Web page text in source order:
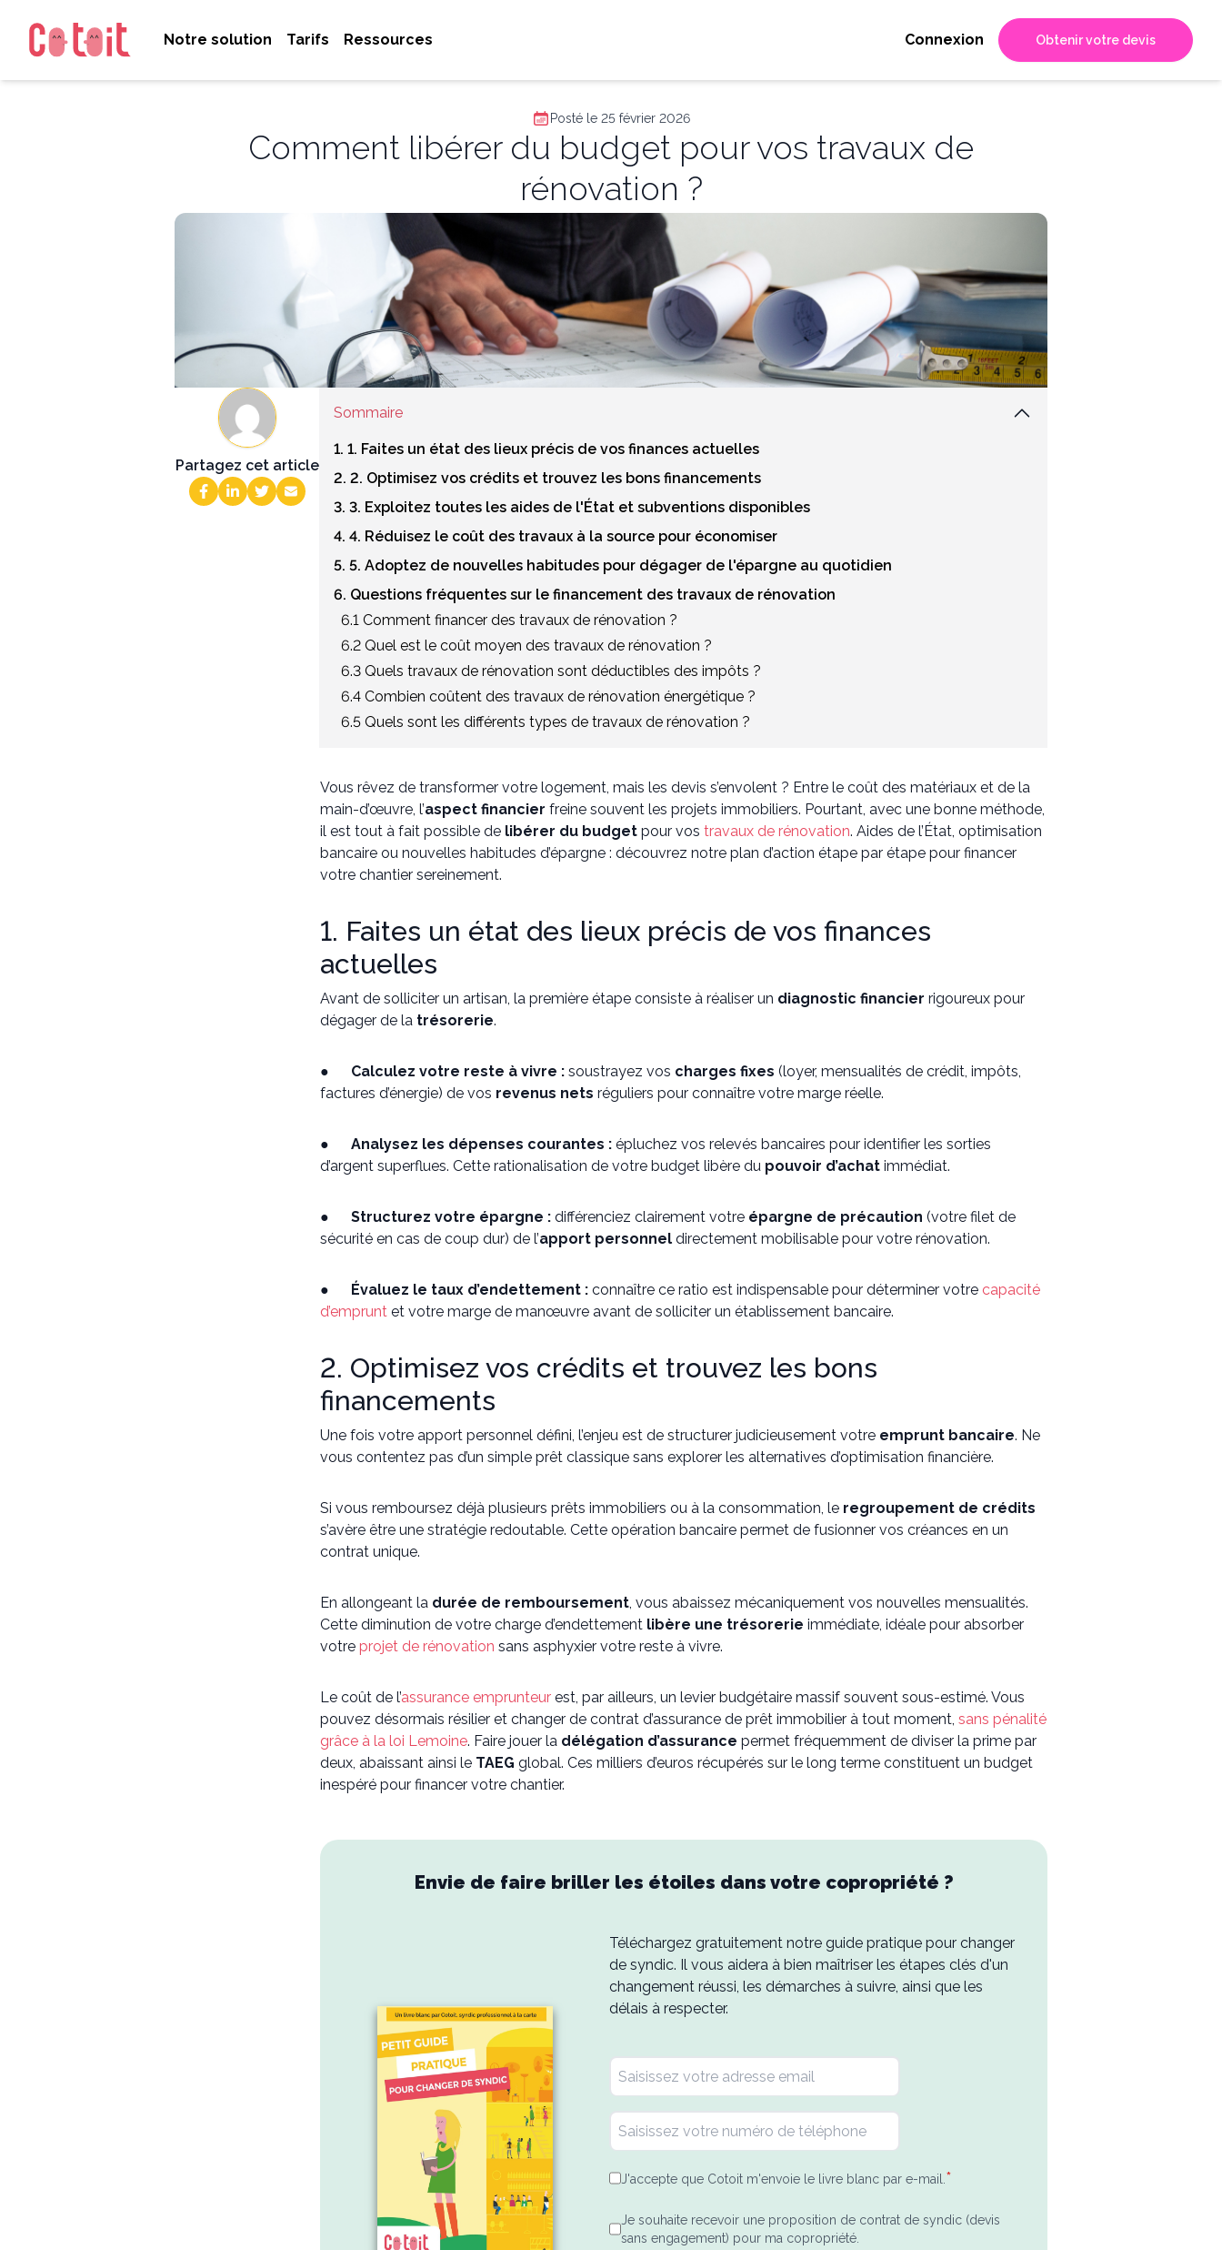
Notre solution Tarifs Ressources Connexion Obtenir votre devis
Posté le 25 février 2026
Comment libérer du budget pour vos travaux de
rénovation ?
Partagez cet article
Sommaire
1. 1. Faites un état des lieux précis de vos finances actuelles
2. 2. Optimisez vos crédits et trouvez les bons financements
3. 3. Exploitez toutes les aides de l'État et subventions disponibles
4. 4. Réduisez le coût des travaux à la source pour économiser
5. 5. Adoptez de nouvelles habitudes pour dégager de l'épargne au quotidien
6. Questions fréquentes sur le financement des travaux de rénovation
6.1 Comment financer des travaux de rénovation ?
6.2 Quel est le coût moyen des travaux de rénovation ?
6.3 Quels travaux de rénovation sont déductibles des impôts ?
6.4 Combien coûtent des travaux de rénovation énergétique ?
6.5 Quels sont les différents types de travaux de rénovation ?
Vous rêvez de transformer votre logement, mais les devis s’envolent ? Entre le coût des matériaux et de la
main-d’œuvre, l’aspect financier freine souvent les projets immobiliers. Pourtant, avec une bonne méthode,
il est tout à fait possible de libérer du budget pour vos travaux de rénovation. Aides de l’État, optimisation
bancaire ou nouvelles habitudes d’épargne : découvrez notre plan d’action étape par étape pour financer
votre chantier sereinement.
1. Faites un état des lieux précis de vos finances
actuelles
Avant de solliciter un artisan, la première étape consiste à réaliser un diagnostic financier rigoureux pour
dégager de la trésorerie.
● Calculez votre reste à vivre : soustrayez vos charges fixes (loyer, mensualités de crédit, impôts,
factures d’énergie) de vos revenus nets réguliers pour connaître votre marge réelle.
● Analysez les dépenses courantes : épluchez vos relevés bancaires pour identifier les sorties
d’argent superflues. Cette rationalisation de votre budget libère du pouvoir d’achat immédiat.
● Structurez votre épargne : différenciez clairement votre épargne de précaution (votre filet de
sécurité en cas de coup dur) de l’apport personnel directement mobilisable pour votre rénovation.
● Évaluez le taux d’endettement : connaître ce ratio est indispensable pour déterminer votre capacité
d’emprunt et votre marge de manœuvre avant de solliciter un établissement bancaire.
2. Optimisez vos crédits et trouvez les bons
financements
Une fois votre apport personnel défini, l’enjeu est de structurer judicieusement votre emprunt bancaire. Ne
vous contentez pas d’un simple prêt classique sans explorer les alternatives d’optimisation financière.
Si vous remboursez déjà plusieurs prêts immobiliers ou à la consommation, le regroupement de crédits
s’avère être une stratégie redoutable. Cette opération bancaire permet de fusionner vos créances en un
contrat unique.
En allongeant la durée de remboursement, vous abaissez mécaniquement vos nouvelles mensualités.
Cette diminution de votre charge d’endettement libère une trésorerie immédiate, idéale pour absorber
votre projet de rénovation sans asphyxier votre reste à vivre.
Le coût de l’assurance emprunteur est, par ailleurs, un levier budgétaire massif souvent sous-estimé. Vous
pouvez désormais résilier et changer de contrat d’assurance de prêt immobilier à tout moment, sans pénalité
grâce à la loi Lemoine. Faire jouer la délégation d’assurance permet fréquemment de diviser la prime par
deux, abaissant ainsi le TAEG global. Ces milliers d’euros récupérés sur le long terme constituent un budget
inespéré pour financer votre chantier.
Envie de faire briller les étoiles dans votre copropriété ?
Téléchargez gratuitement notre guide pratique pour changer
de syndic. Il vous aidera à bien maîtriser les étapes clés d'un
changement réussi, les démarches à suivre, ainsi que les
délais à respecter.
J'accepte que Cotoit m'envoie le livre blanc par e-mail. *
Je souhaite recevoir une proposition de contrat de syndic (devis
sans engagement) pour ma copropriété.